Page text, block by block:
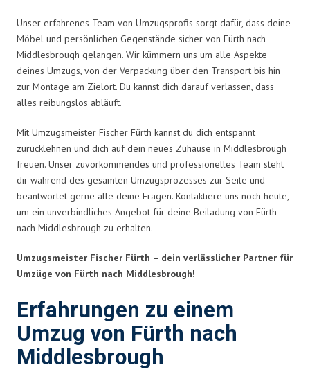
Unser erfahrenes Team von Umzugsprofis sorgt dafür, dass deine
Möbel und persönlichen Gegenstände sicher von Fürth nach
Middlesbrough gelangen. Wir kümmern uns um alle Aspekte
deines Umzugs, von der Verpackung über den Transport bis hin
zur Montage am Zielort. Du kannst dich darauf verlassen, dass
alles reibungslos abläuft.
Mit Umzugsmeister Fischer Fürth kannst du dich entspannt
zurücklehnen und dich auf dein neues Zuhause in Middlesbrough
freuen. Unser zuvorkommendes und professionelles Team steht
dir während des gesamten Umzugsprozesses zur Seite und
beantwortet gerne alle deine Fragen. Kontaktiere uns noch heute,
um ein unverbindliches Angebot für deine Beiladung von Fürth
nach Middlesbrough zu erhalten.
Umzugsmeister Fischer Fürth – dein verlässlicher Partner für
Umzüge von Fürth nach Middlesbrough!
Erfahrungen zu einem
Umzug von Fürth nach
Middlesbrough